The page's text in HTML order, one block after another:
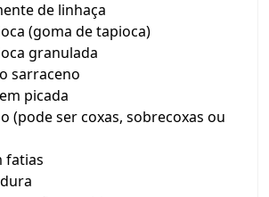
de linhaça
(goma de tapioca)
granulada
sarraceno
picada
(pode ser coxas, sobrecoxas ou
fatias